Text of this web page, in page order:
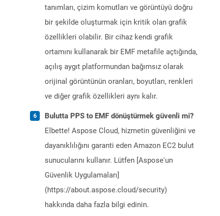
tanımları, çizim komutları ve görüntüyü doğru
bir şekilde oluşturmak için kritik olan grafik
özellikleri olabilir. Bir cihaz kendi grafik
ortamını kullanarak bir EMF metafile açtığında,
açılış aygıt platformundan bağımsız olarak
orijinal görüntünün oranları, boyutları, renkleri
ve diğer grafik özellikleri aynı kalır.
Bulutta PPS to EMF dönüştürmek güvenli mi?
Elbette! Aspose Cloud, hizmetin güvenliğini ve
dayanıklılığını garanti eden Amazon EC2 bulut
sunucularını kullanır. Lütfen [Aspose'un
Güvenlik Uygulamaları]
(https://about.aspose.cloud/security)
hakkında daha fazla bilgi edinin.